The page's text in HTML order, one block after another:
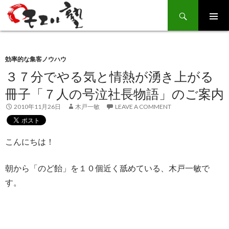
Search
SKIP
TO
効率的な集客ノウハウ
３７分でやる気と情熱が湧き上がる
冊子「７人の号泣社長物語」のご案内
2010年11月26日 木戸一敏 LEAVE A COMMENT
こんにちは！
朝から「のど飴」を１０個近く舐めている、木戸一敏で
す。